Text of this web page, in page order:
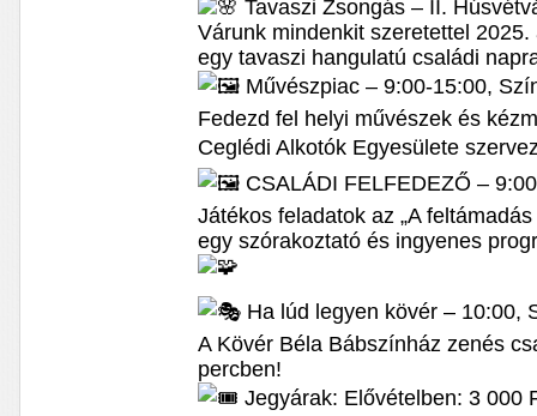
Tavaszi Zsongás – II.
Várunk mindenkit szeretettel
egy tavaszi hangulatú családi
Művészpiac – 9:00-15:00,
Fedezd fel helyi művészek és
Ceglédi Alkotók Egyesülete
CSALÁDI FELFEDEZŐ –
Játékos feladatok az „A
egy szórakoztató és ingyenes
Ha lúd legyen kövér – 10:00,
A Kövér Béla Bábszínház zenés
percben!
Jegyárak: Elővételben: 3 000